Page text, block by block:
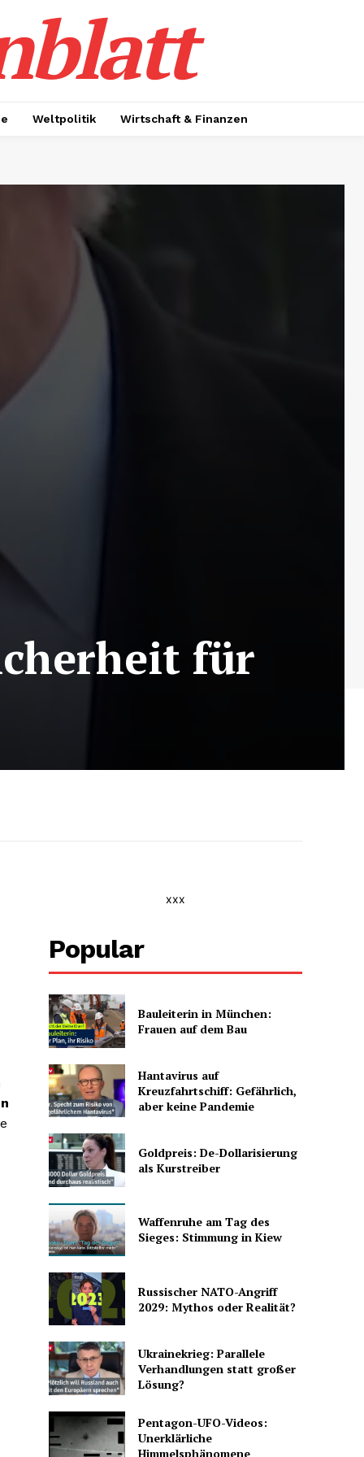
Weltpolitik Wirtschaft & Finanzen
für
xxx
Popular
Bauleiterin in München:
Frauen auf dem Bau
Hantavirus auf
Kreuzfahrtschiff: Gefährlich,
aber keine Pandemie
Goldpreis: De-Dollarisierung
als Kurstreiber
Waffenruhe am Tag des
Sieges: Stimmung in Kiew
Russischer NATO-Angriff
2029: Mythos oder Realität?
Ukrainekrieg: Parallele
Verhandlungen statt großer
Lösung?
Pentagon-UFO-Videos:
Unerklärliche
Himmelsphänomene